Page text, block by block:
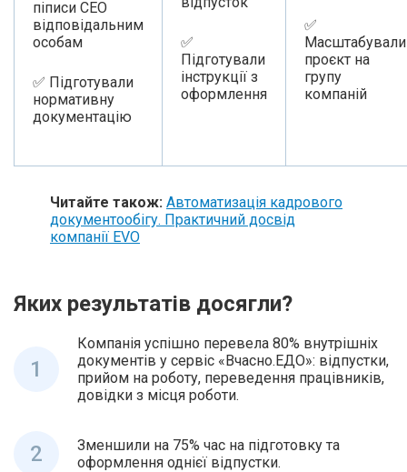
піписи СЕО
відповідальним
особам
✅ Підготували
нормативну
документацію
✅
Підготували
інструкції з
оформлення
✅
Масштабували
проєкт на
групу
компаній
Читайте також: Автоматизація кадрового
документообігу. Практичний досвід
компанії EVO
Яких результатів досягли?
1
Компанія успішно перевела 80% внутрішніх
документів у сервіс «Вчасно.ЕДО»: відпустки,
прийом на роботу, переведення працівників,
довідки з місця роботи.
2
Зменшили на 75% час на підготовку та
оформлення однієї відпустки.